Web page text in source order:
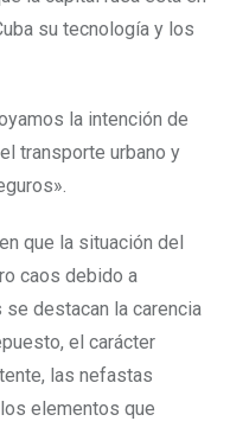
su tecnología y los
la intención de
transporte urbano y
que la situación del
caos debido a
destacan la carencia
el carácter
las nefastas
elementos que